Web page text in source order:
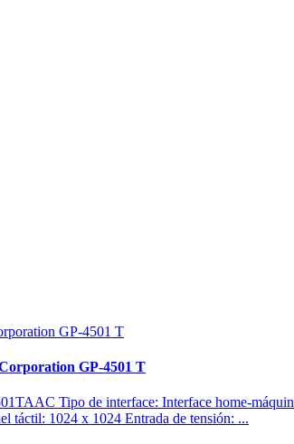
GP-4501 T
Tipo de interface: Interface home-
táctil: 1024 x 1024 Entrada de tensión: ...